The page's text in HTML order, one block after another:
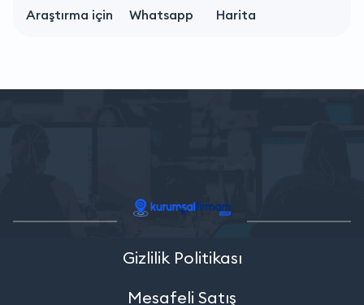
Araştırma için Whatsapp Harita
Gizlilik Politikası
Mesafeli Satış